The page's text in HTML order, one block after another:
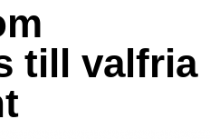
till valfria